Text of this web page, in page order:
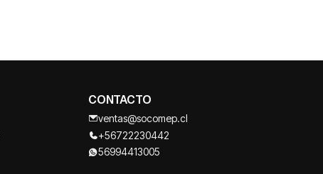
CONTACTO
ventas@socomep.cl
+56722230442
56994413005